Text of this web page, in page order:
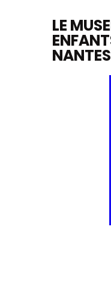
LE
NANTES